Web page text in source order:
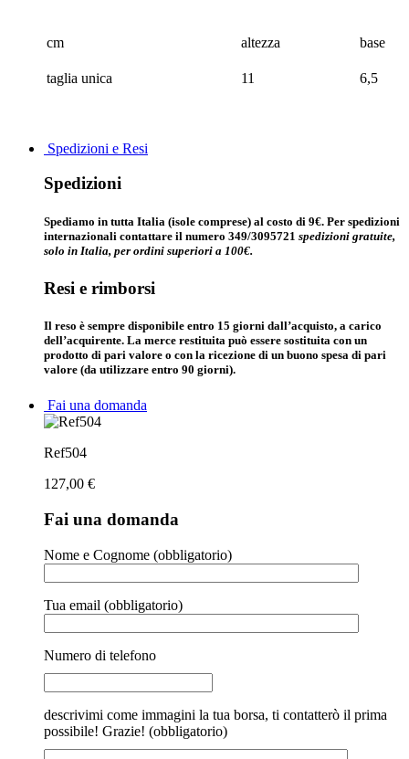
cm altezza base
taglia unica 11 6,5
Spedizioni e Resi
Spedizioni
Spediamo in tutta Italia (isole comprese) al costo di 9€. Per spedizioni
internazionali contattare il numero 349/3095721 spedizioni gratuite,
solo in Italia, per ordini superiori a 100€.
Resi e rimborsi
Il reso è sempre disponibile entro 15 giorni dall’acquisto, a carico
dell’acquirente. La merce restituita può essere sostituita con un
prodotto di pari valore o con la ricezione di un buono spesa di pari
valore (da utilizzare entro 90 giorni).
Fai una domanda
Ref504
127,00 €
Fai una domanda
Nome e Cognome (obbligatorio)
Tua email (obbligatorio)
Numero di telefono
descrivimi come immagini la tua borsa, ti contatterò il prima
possibile! Grazie! (obbligatorio)